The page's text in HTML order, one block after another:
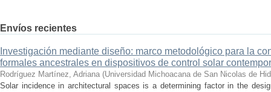
Envíos recientes
Investigación mediante diseño: marco metodológico para la
formales ancestrales en dispositivos de control solar
Rodríguez Martínez, Adriana (Universidad Michoacana de San Nicolas de
Solar incidence in architectural spaces is a determining factor in the